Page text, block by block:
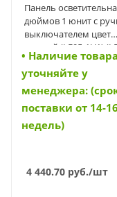
Панель
дюймов 1 юнит с
выключателем цвет
черный (LE05-1U1)
1U1)
• Наличие товара
уточняйте у
менеджера:
поставки от 14-16
недель)
4 440.70 руб./шт